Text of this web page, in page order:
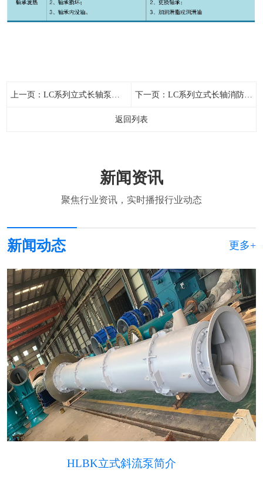
上一页： LC系列立式长轴泵型谱图 下一页： LC系列立式长轴消防泵结构(清水型不带护管)
返回列表
新闻资讯
聚焦行业资讯，实时播报行业动态
新闻动态 更多+
HLBK立式斜流泵简介